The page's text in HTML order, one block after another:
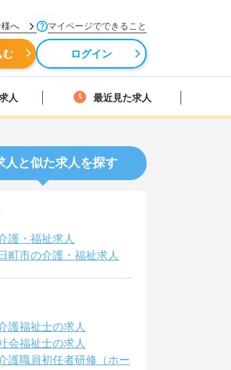
へ マイページでできること
む ログイン
人 最近見た求人
人と似た求人を探す
護・福祉求人
町市の介護・福祉求人
護福祉士の求人
会福祉士の求人
護職員初任者研修（ホー